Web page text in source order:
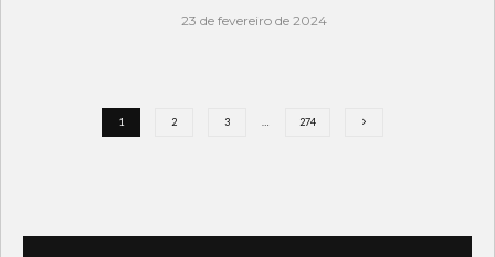
23 de fevereiro de 2024
1 2 3 274